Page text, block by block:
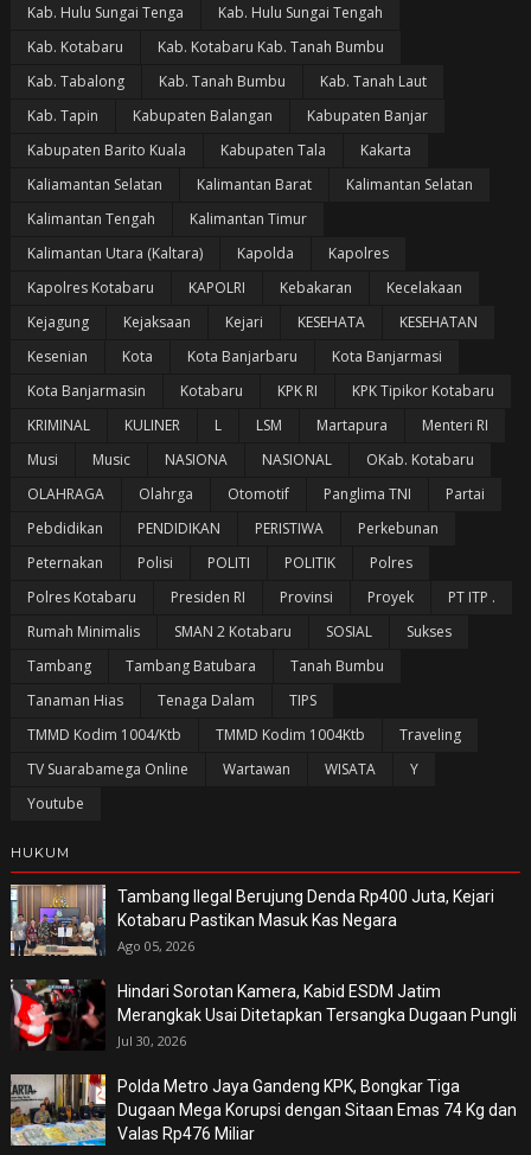
Kab. Hulu Sungai Tenga
Kab. Hulu Sungai Tengah
Kab. Kotabaru
Kab. Kotabaru Kab. Tanah Bumbu
Kab. Tabalong
Kab. Tanah Bumbu
Kab. Tanah Laut
Kab. Tapin
Kabupaten Balangan
Kabupaten Banjar
Kabupaten Barito Kuala
Kabupaten Tala
Kakarta
Kaliamantan Selatan
Kalimantan Barat
Kalimantan Selatan
Kalimantan Tengah
Kalimantan Timur
Kalimantan Utara (Kaltara)
Kapolda
Kapolres
Kapolres Kotabaru
KAPOLRI Kebakaran
Kecelakaan
Kejagung
Kejaksaan Kejari KESEHATA
KESEHATAN
Kesenian
Kota Kota Banjarbaru
Kota Banjarmasi
Kota Banjarmasin
Kotabaru KPK RI
KPK Tipikor Kotabaru
KRIMINAL
KULINER L LSM Martapura
Menteri RI
Musi
Music NASIONA NASIONAL
OKab. Kotabaru
OLAHRAGA
Olahrga Otomotif Panglima TNI
Partai
Pebdidikan
PENDIDIKAN PERISTIWA
Perkebunan
Peternakan
Polisi POLITI POLITIK
Polres
Polres Kotabaru
Presiden RI Provinsi Proyek
PT ITP .
Rumah Minimalis
SMAN 2 Kotabaru SOSIAL
Sukses
Tambang
Tambang Batubara
Tanah Bumbu
Tanaman Hias
Tenaga Dalam
TIPS
TMMD Kodim 1004/Ktb
TMMD Kodim 1004Ktb
Traveling
TV Suarabamega Online
Wartawan WISATA
Y
Youtube
HUKUM
Tambang Ilegal Berujung Denda Rp400 Juta, Kejari
Kotabaru Pastikan Masuk Kas Negara
Ago 05, 2026
Hindari Sorotan Kamera, Kabid ESDM Jatim
Merangkak Usai Ditetapkan Tersangka Dugaan Pungli
Jul 30, 2026
Polda Metro Jaya Gandeng KPK, Bongkar Tiga
Dugaan Mega Korupsi dengan Sitaan Emas 74 Kg dan
Valas Rp476 Miliar